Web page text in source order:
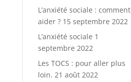
L’anxiété sociale : comment
aider ? 15 septembre 2022
L’anxiété sociale 1
septembre 2022
Les TOCS : pour aller plus
loin. 21 août 2022